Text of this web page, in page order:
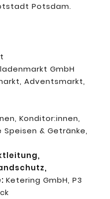
Potsdam.
GmbH
Adventsmarkt,
Konditor:innen,
& Getränke,
Ketering GmbH, P3